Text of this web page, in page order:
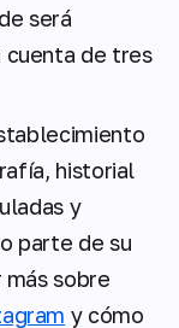
será
cuenta de tres
historial
y
parte de su
sobre
y cómo